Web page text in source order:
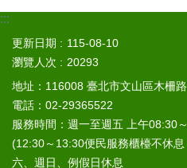
救
災
訊
網
(Disaster
prevention
and
response)
:::
更新日期
115-08-10
瀏覽人次
20293
地址：116008 臺北市文山區木柵
電話：02-29365522
服務時間：週一至週五 上午08:30
(12:30～13:30便民服務櫃檯不休
六、週日、例假日休息